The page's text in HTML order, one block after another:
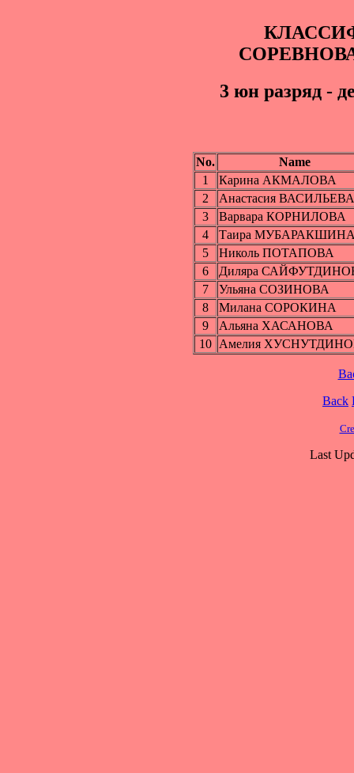
3 юн pазряд -
No.
Name
1
Карина АКМАЛОВА
2
Анастасия ВАСИЛЬЕВА
3
Варвара КОРНИЛОВА
4
Таира
5
Николь ПОТАПОВА
6
Диляра
7
Ульяна СОЗИНОВА
8
Милана СОРОКИНА
9
Альяна ХАСАНОВА
10 Амелия
Back
Last